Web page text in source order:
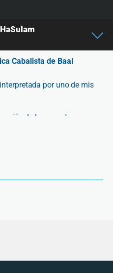
Cabalista de Baal
por uno de mis
de los mundos
En este recorrido por
el Dr Rav Michael
de estas